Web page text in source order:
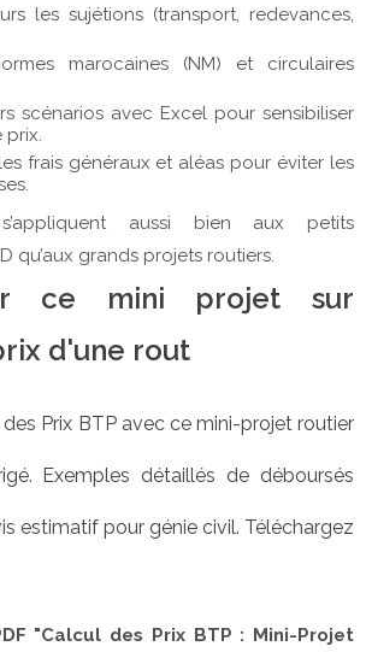
les sujétions (transport, redevances,
marocaines (NM) et circulaires
scénarios avec Excel pour sensibiliser
prix.
frais généraux et aléas pour éviter les
aussi bien aux petits
qu’aux grands projets routiers.
ce mini projet sur
d'une rout
Prix BTP avec ce mini-projet routier
Exemples détaillés de déboursés
estimatif pour génie civil. Téléchargez
"Calcul des Prix BTP : Mini-Projet